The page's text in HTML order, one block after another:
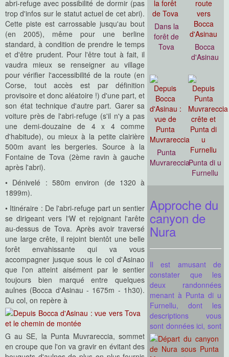
Dans la
forêt de
Tova
Bocca
d'Asinau
Punta
MuvrarecciaPunta di u
Furnellu
Approche du
canyon de
Nura
Il est amusant de
constater que les
deux randonnées
menant à Punta di u
Furnellu, dont les
descriptions vous
sont données ici, sont
abri-refuge avec possibilité de dormir (pas
trop d'infos sur le statut actuel de cet abri).
Cette piste est carrossable jusqu'au bout
(en 2005), même pour une berline
standard, à condition de prendre le temps
et d'être prudent. Pour l'être tout à fait, il
vaudra mieux se renseigner au village
pour vérifier l'accessibilité de la route (en
Corse, tout accès est par définition
provisoire et donc aléatoire !) d'une part, et
son état technique d'autre part. Garer sa
voiture près de l'abri-refuge (s'il n'y a pas
une demi-douzaine de 4 x 4 comme
d'habitude), ou mieux à la petite clairière
500m avant les bergeries. Source à la
Fontaine de Tova (2ème ravin à gauche
après l'abri).
• Dénivelé : 580m environ (de 1320 à
1899m).
• Itinéraire : De l'abri-refuge part un sentier
se dirigeant vers l'W et rejoignant l'arête
au-dessus de Tova. Après avoir traversé
une large crête, il rejoint bientôt une belle
forêt envahissante qui va vous
accompagner jusque sous le col d'Asinao
que l'on atteint aisément par le sentier
toujours bien marqué entre quelques
aulnes (Bocca d'Asinau - 1675m - 1h30).
Du col, on repère à
G au SE, la Punta Muvrareccia, sommet
en croupe que l'on va gravir en évitant des